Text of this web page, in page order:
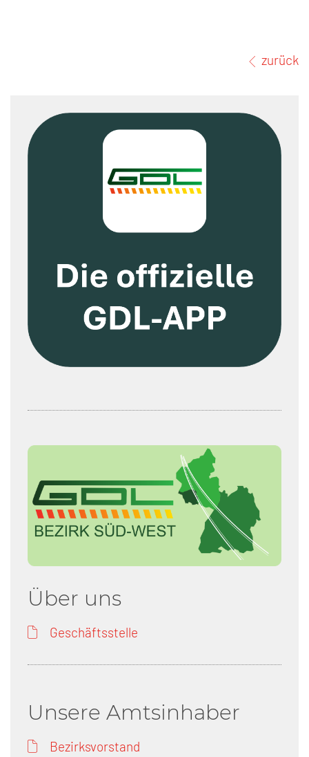
zurück
Über uns
Geschäftsstelle
Unsere Amtsinhaber
Bezirksvorstand